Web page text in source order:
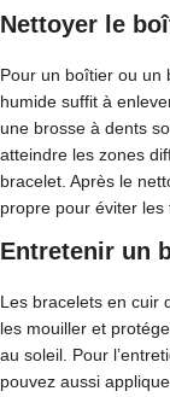
Nettoyer le
Pour un boîtier ou un
humide suffit à
une brosse à dents
atteindre les zones
bracelet. Après le
propre pour éviter les
Entretenir un
Les bracelets en cuir
les mouiller et
au soleil. Pour
pouvez aussi